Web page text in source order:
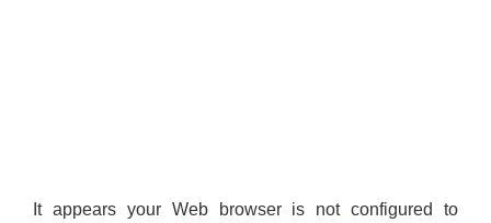
It appears your Web browser is not configured to